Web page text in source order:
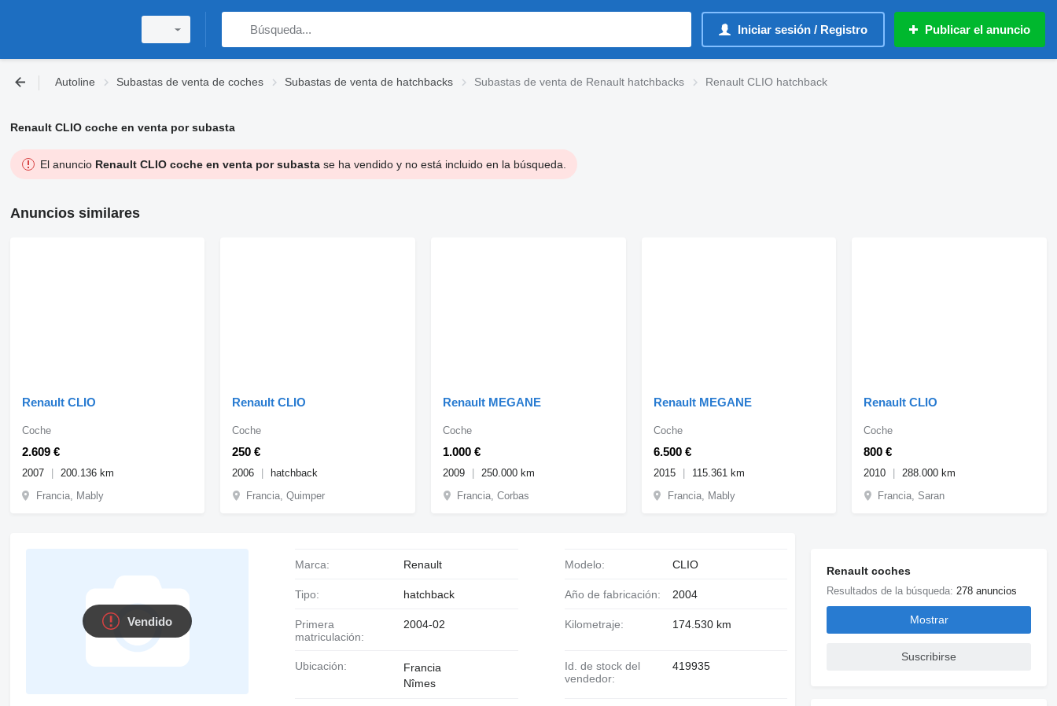
Iniciar sesión / Registro Publicar el anuncio
Autoline Subastas de venta de coches Subastas de venta de hatchbacks Subastas de venta de Renault hatchbacks Renault CLIO hatchback
Renault CLIO coche en venta por subasta
El anuncio Renault CLIO coche en venta por subastase ha vendido y no está incluido en la búsqueda.
Anuncios similares
Renault CLIO
2.609 €
Coche
2007
200.136 km
Francia, Mably
Renault CLIO
250 €
Coche
2006
hatchback
Francia, Quimper
Renault MEGANE
1.000 €
Coche
2009
250.000 km
Francia, Corbas
Renault MEGANE
6.500 €
Coche
2015
115.361 km
Francia, Mably
Renault CLIO
800 €
Coche
2010
288.000 km
Francia, Saran
Vendido
Marca: Renault Modelo: CLIO
Tipo: hatchback Año de fabricación: 2004
Primera
matriculación:
2004-02 Kilometraje: 174.530 km
Ubicación:
Francia
Nîmes
Id. de stock del
vendedor:
419935
Renault coches
Resultados de la búsqueda: 278 anuncios
Mostrar
Suscribirse